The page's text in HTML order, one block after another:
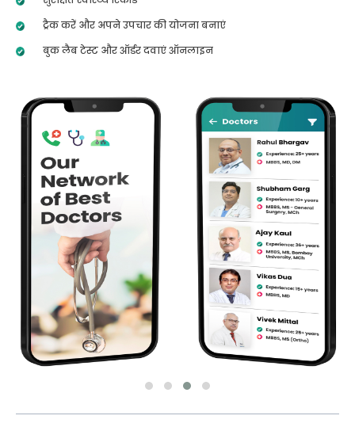
ट्रैक करें और अपने उपचार की योजना बनाएं
बुक लैब टेस्ट और ऑर्डर दवाएं ऑनलाइन